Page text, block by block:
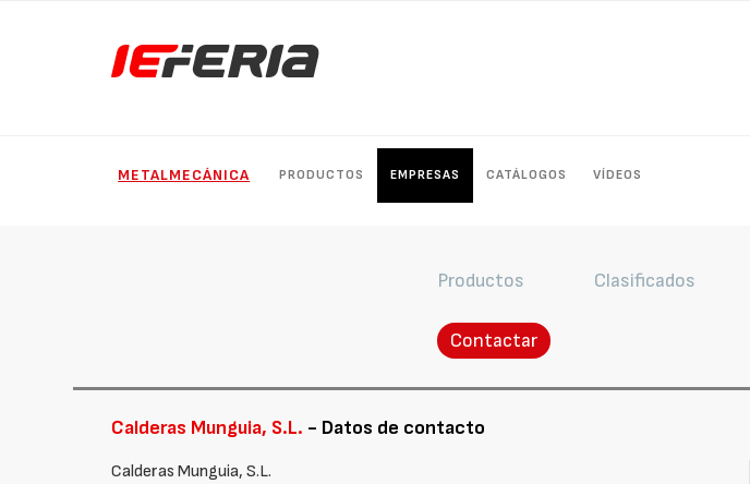
METALMECÁNICA PRODUCTOS EMPRESAS CATÁLOGOS VÍDEOS
Productos Clasificados
Contactar
Calderas Munguia, S.L. - Datos de contacto
Calderas Munguia, S.L.